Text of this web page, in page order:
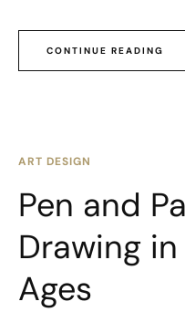
CONTINUE READING
ART DESIGN
Pen and
Drawing
Ages